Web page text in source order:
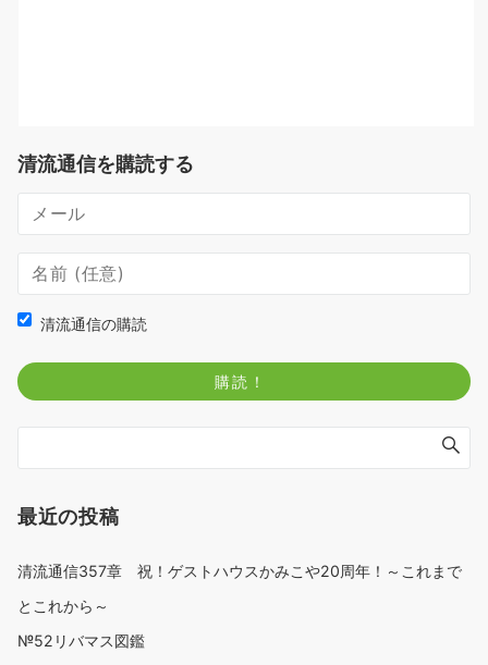
清流通信を購読する
清流通信の購読
最近の投稿
清流通信357章 祝！ゲストハウスかみこや20周年！～これまで
とこれから～
№52リバマス図鑑